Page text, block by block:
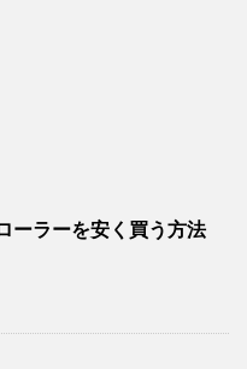
ーラーを安く買う方法